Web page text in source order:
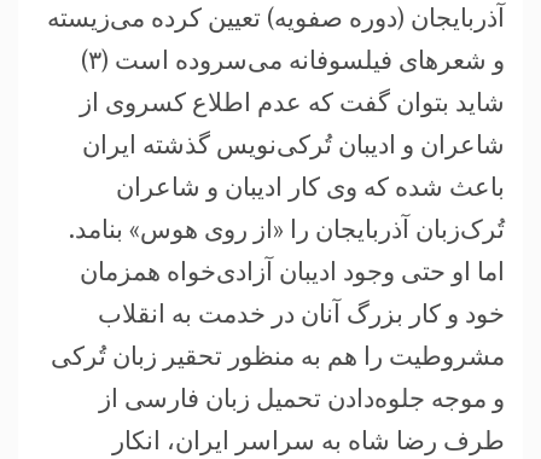
آذربایجان (دوره صفویه) تعیین کرده می‌زیسته
و شعرهای فیلسوفانه می‌سروده است (۳)
شاید بتوان گفت که عدم اطلاع کسروی از
شاعران و ادیبان تُرکی‌نویس گذشته ایران
باعث شده که وی کار ادیبان و شاعران
تُرک‌زبان آذربایجان را «از روی هوس» بنامد.
اما او حتی وجود ادیبان آزادی‌خواه همزمان
خود و کار بزرگ آنان در خدمت به انقلاب
مشروطیت را هم به منظور تحقیر زبان تُرکی
و موجه جلوه‌دادن تحمیل زبان فارسی از
طرف رضا شاه به سراسر ایران، انکار